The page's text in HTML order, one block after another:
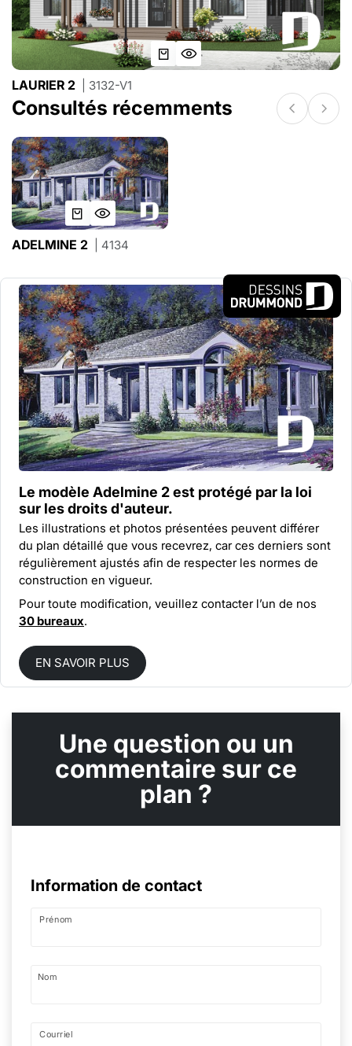
LAURIER 2 | 3132-V1
Consultés récemments
ADELMINE 2 | 4134
Le modèle Adelmine 2 est protégé par la loi
sur les droits d'auteur.
Les illustrations et photos présentées peuvent différer
du plan détaillé que vous recevrez, car ces derniers sont
régulièrement ajustés afin de respecter les normes de
construction en vigueur.
Pour toute modification, veuillez contacter l’un de nos
30 bureaux.
EN SAVOIR PLUS
Une question ou un
commentaire sur ce
plan ?
Information de contact
Prénom
Nom
Courriel